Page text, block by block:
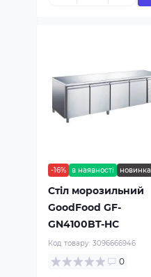
-16% в наявності новинка
Стіл морозильний
GoodFood GF-
GN4100BT-HC
Код товару: 3096666946
0